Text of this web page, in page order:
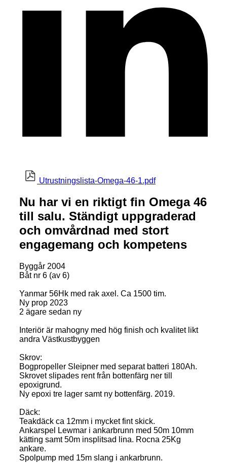
Utrustningslista-Omega-46-1.pdf
Nu har vi en riktigt fin Omega 46
till salu. Ständigt uppgraderad
och omvårdnad med stort
engagemang och kompetens
Byggår 2004
Båt nr 6 (av 6)
Yanmar 56Hk med rak axel. Ca 1500 tim.
Ny prop 2023
2 ägare sedan ny
Interiör är mahogny med hög finish och kvalitet likt
andra Västkustbyggen
Skrov:
Bogpropeller Sleipner med separat batteri 180Ah.
Skrovet slipades rent från bottenfärg ner till
epoxigrund.
Ny epoxi tre lager samt ny bottenfärg. 2019.
Däck:
Teakdäck ca 12mm i mycket fint skick.
Ankarspel Lewmar i ankarbrunn med 50m 10mm
kätting samt 50m insplitsad lina. Rocna 25Kg
ankare.
Spolpump med 15m slang i ankarbrunn.